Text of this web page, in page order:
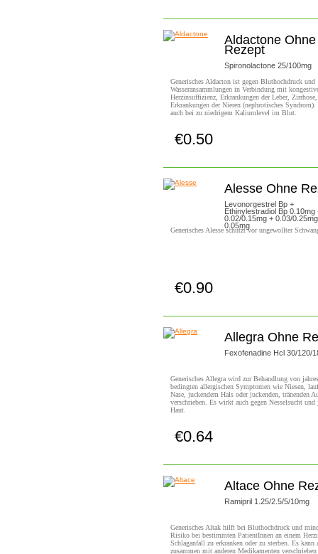
Aldactone Ohne
Rezept
Spironolactone 25/100mg
Generisches Aldacton ist gegen Bluthochdruck und
Wasseransammlungen in Verbindung mit
Herzinsuffizienz, Erkrankungen der Leber, Zirrhose,
Erkrankungen der Nieren (nephrotisches
auch bei zu niedrigem Kaliumlevel im Blut.
€0.50
Alesse Ohne
Levonorgestrel Bp +
Ethinylestradiol Bp 0.10mg
0.02/0.15mg + 0.03/
0.05mg
Generisches Alesse schützt vor ungewollter
€0.90
Allegra Ohne
Fexofenadine Hcl 30/120/
Generisches Allegra wird zur Behandlung von
bedingten allergischen Symptomen wie Niesen,
Nase, juckendem Hals oder juckenden, tränenden
verschrieben. Es wirkt auch gegen Nesselsucht und
Haut.
€0.64
Altace Ohne
Ramipril 1.25/2.5/5/10mg
Generisches Altak hilft bei Bluthochdruck und
Risiko bei bestimmten PatientInnen an einem
Schlaganfall zu erkranken oder zu sterben. Es kann
zusammen mit anderen Medikamenten